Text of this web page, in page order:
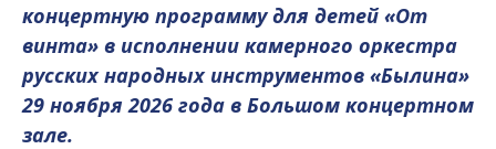
концертную программу для детей «От
винта» в исполнении камерного оркестра
русских народных инструментов «Былина»
29 ноября 2026 года в Большом концертном
зале.